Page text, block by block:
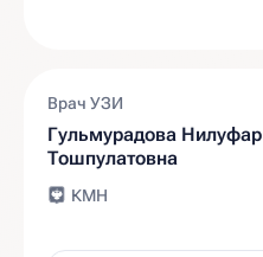
Врач УЗИ
Гульмурадова Нилуфар
Тошпулатовна
КМН